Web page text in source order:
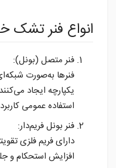
انواع فنر تشک
فنر متصل (بونل):
فنرها به‌صورت
یکپارچه ایجاد
استفاده عمومی
فنر بونل فریم‌دار:
دارای فریم فلزی
افزایش استحکام و